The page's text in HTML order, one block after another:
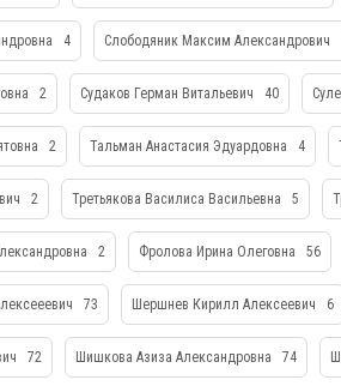
4 Слободяник Максим Александрович
2 Судаков Герман Витальевич 40
2 Тальман Анастасия Эдуардовна 4
2 Третьякова Василиса Васильевна 5
2 Фролова Ирина Олеговна 56
73 Шершнев Кирилл Алексеевич 6
72 Шишкова Азиза Александровна 74